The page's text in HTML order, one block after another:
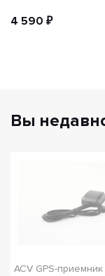
4 590 ₽
Вы
ACV GPS-